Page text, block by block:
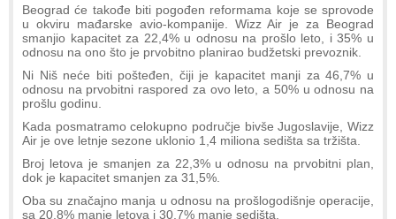
Beograd će takođe biti pogođen reformama koje se sprovode
u okviru mađarske avio-kompanije. Wizz Air je za Beograd
smanjio kapacitet za 22,4% u odnosu na prošlo leto, i 35% u
odnosu na ono što je prvobitno planirao budžetski prevoznik.
Ni Niš neće biti pošteđen, čiji je kapacitet manji za 46,7% u
odnosu na prvobitni raspored za ovo leto, a 50% u odnosu na
prošlu godinu.
Kada posmatramo celokupno područje bivše Jugoslavije, Wizz
Air je ove letnje sezone uklonio 1,4 miliona sedišta sa tržišta.
Broj letova je smanjen za 22,3% u odnosu na prvobitni plan,
dok je kapacitet smanjen za 31,5%.
Oba su značajno manja u odnosu na prošlogodišnje operacije,
sa 20,8% manje letova i 30,7% manje sedišta.